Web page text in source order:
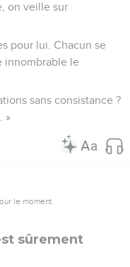
on veille sur
pour lui. Chacun se
innombrable le
sans consistance ?
»
le moment.
sûrement